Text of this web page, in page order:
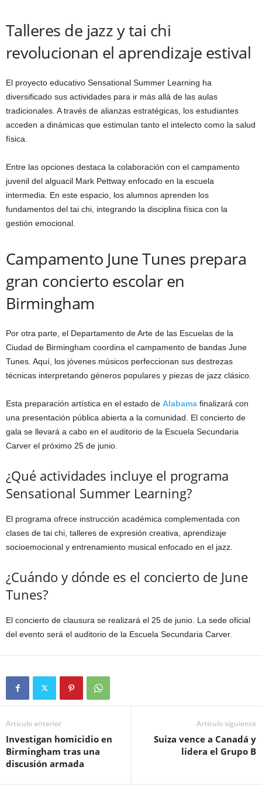
Talleres de jazz y tai chi
revolucionan el aprendizaje estival
El proyecto educativo Sensational Summer Learning ha
diversificado sus actividades para ir más allá de las aulas
tradicionales. A través de alianzas estratégicas, los estudiantes
acceden a dinámicas que estimulan tanto el intelecto como la salud
física.
Entre las opciones destaca la colaboración con el campamento
juvenil del alguacil Mark Pettway enfocado en la escuela
intermedia. En este espacio, los alumnos aprenden los
fundamentos del tai chi, integrando la disciplina física con la
gestión emocional.
Campamento June Tunes prepara
gran concierto escolar en
Birmingham
Por otra parte, el Departamento de Arte de las Escuelas de la
Ciudad de Birmingham coordina el campamento de bandas June
Tunes. Aquí, los jóvenes músicos perfeccionan sus destrezas
técnicas interpretando géneros populares y piezas de jazz clásico.
Esta preparación artística en el estado de Alabama finalizará con
una presentación pública abierta a la comunidad. El concierto de
gala se llevará a cabo en el auditorio de la Escuela Secundaria
Carver el próximo 25 de junio.
¿Qué actividades incluye el programa
Sensational Summer Learning?
El programa ofrece instrucción académica complementada con
clases de tai chi, talleres de expresión creativa, aprendizaje
socioemocional y entrenamiento musical enfocado en el jazz.
¿Cuándo y dónde es el concierto de June
Tunes?
El concierto de clausura se realizará el 25 de junio. La sede oficial
del evento será el auditorio de la Escuela Secundaria Carver.
Artículo anterior
Investigan homicidio en
Birmingham tras una
discusión armada
Artículo siguiente
Suiza vence a Canadá y
lidera el Grupo B